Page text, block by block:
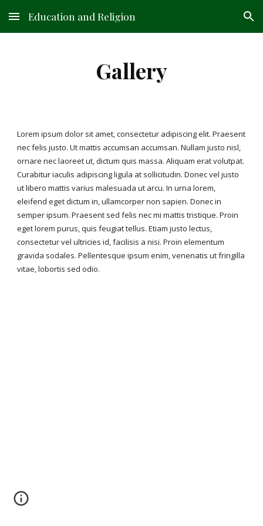
Skip to main content Skip to navigation
Education and Religion
Gallery
Lorem ipsum dolor sit amet, consectetur adipiscing elit. Praesent
nec felis justo. Ut mattis accumsan accumsan. Nullam justo nisl,
ornare nec laoreet ut, dictum quis massa. Aliquam erat volutpat.
Curabitur iaculis adipiscing ligula at sollicitudin. Donec vel justo
ut libero mattis varius malesuada ut arcu. In urna lorem,
eleifend eget dictum in, ullamcorper non sapien. Donec in
semper ipsum. Praesent sed felis nec mi mattis tristique. Proin
eget lorem purus, quis feugiat tellus. Etiam justo lectus,
consectetur vel ultricies id, facilisis a nisi. Proin elementum
gravida sodales. Pellentesque ipsum enim, venenatis ut fringilla
vitae, lobortis sed odio.